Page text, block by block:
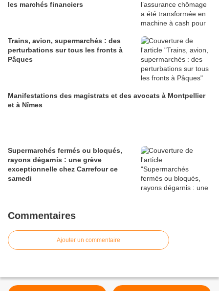
les marchés financiers
Trains, avion, supermarchés : des
perturbations sur tous les fronts à
Pâques
Manifestations des magistrats et des avocats à Montpellier
et à Nîmes
Supermarchés fermés ou bloqués,
rayons dégarnis : une grève
exceptionnelle chez Carrefour ce
samedi
Commentaires
Ajouter un commentaire